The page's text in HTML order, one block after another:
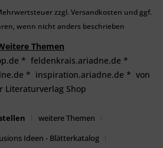
zzgl. Versandkosten und ggf.
wenn nicht anders beschrieben
Themen
* feldenkrais.ariadne.de *
* inspiration.ariadne.de * von
Literaturverlag Shop
weitere Themen
Ideen - Blätterkatalog